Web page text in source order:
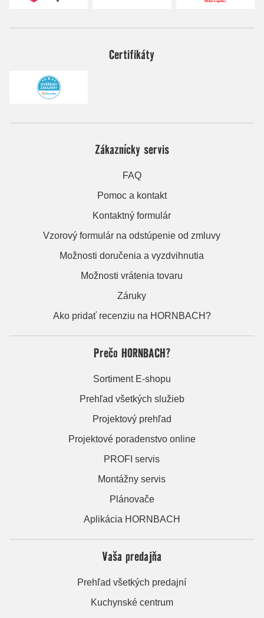
Certifikáty
Zákaznícky servis
FAQ
Pomoc a kontakt
Kontaktný formulár
Vzorový formulár na odstúpenie od zmluvy
Možnosti doručenia a vyzdvihnutia
Možnosti vrátenia tovaru
Záruky
Ako pridať recenziu na HORNBACH?
Prečo HORNBACH?
Sortiment E-shopu
Prehľad všetkých služieb
Projektový prehľad
Projektové poradenstvo online
PROFI servis
Montážny servis
Plánovače
Aplikácia HORNBACH
Vaša predajňa
Prehľad všetkých predajní
Kuchynské centrum